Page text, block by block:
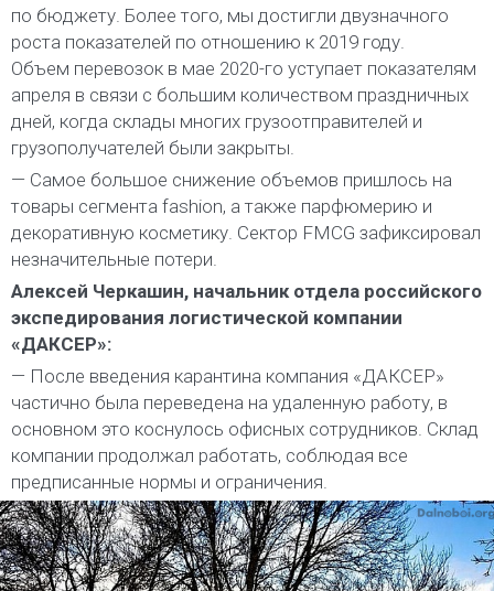
по бюджету. Более того, мы достигли двузначного
роста показателей по отношению к 2019 году.
Объем перевозок в мае 2020-го уступает показателям
апреля в связи с большим количеством праздничных
дней, когда склады многих грузоотправителей и
грузополучателей были закрыты.
— Самое большое снижение объемов пришлось на
товары сегмента fashion, а также парфюмерию и
декоративную косметику. Сектор FMCG зафиксировал
незначительные потери.
Алексей Черкашин, начальник отдела российского
экспедирования логистической компании
«ДАКСЕР»:
— После введения карантина компания «ДАКСЕР»
частично была переведена на удаленную работу, в
основном это коснулось офисных сотрудников. Склад
компании продолжал работать, соблюдая все
предписанные нормы и ограничения.